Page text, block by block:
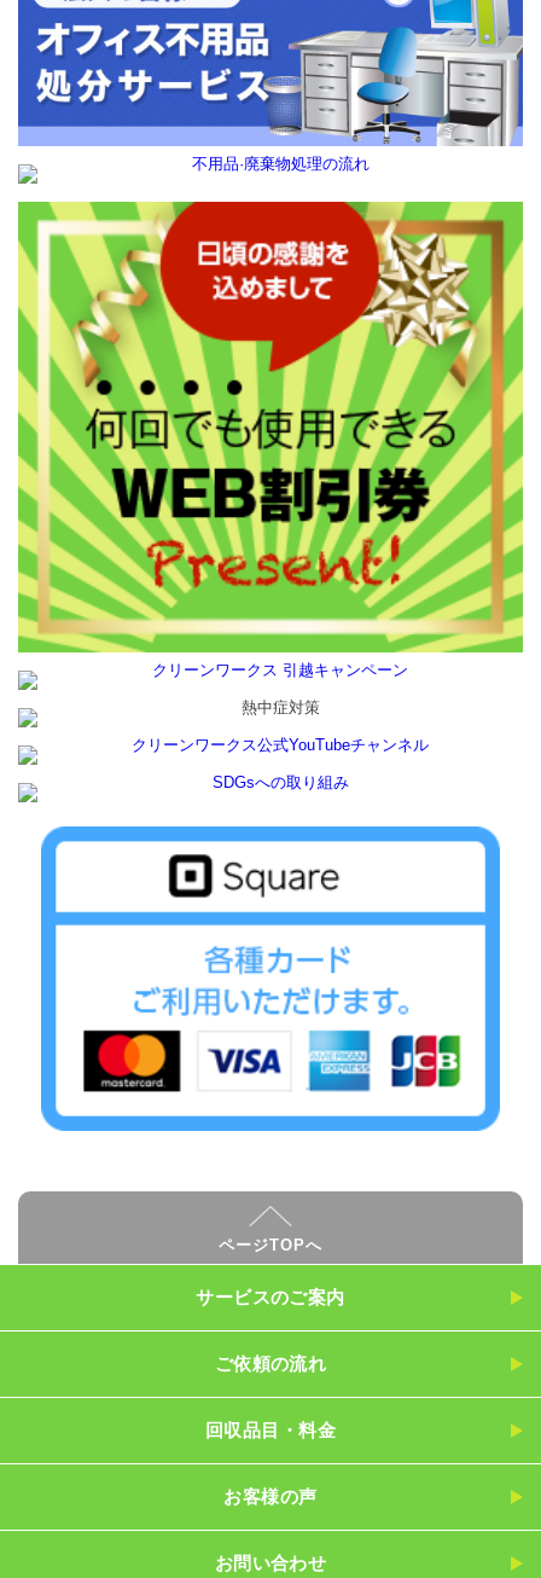
ページTOPへ
サービスのご案内
ご依頼の流れ
回収品目・料金
お客様の声
お問い合わせ